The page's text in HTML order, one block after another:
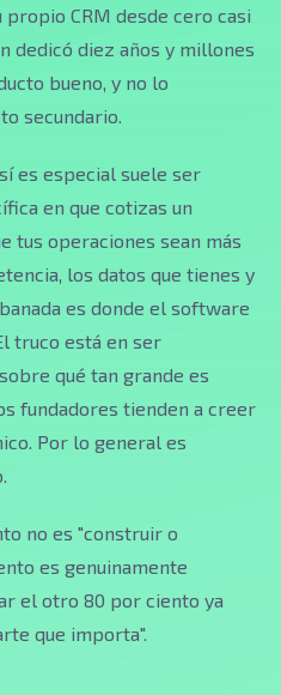
CRM desde cero casi
dedicó diez años y millones
bueno, y no lo
secundario.
es especial suele ser
en que cotizas un
tus operaciones sean más
los datos que tienes y
es donde el software
truco está en ser
qué tan grande es
fundadores tienden a creer
Por lo general es
no es "construir o
es genuinamente
el otro 80 por ciento ya
que importa".